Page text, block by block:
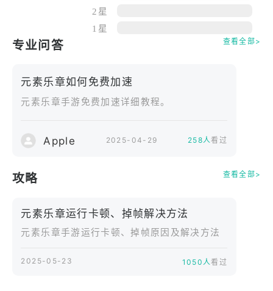
音乐节奏 × 元素养成 × 免费抽卡，＝沉浸式冒险体
——————————————
造专属的冒险乐章！独立工作室 “旋律工坊” 倾心打
造的首款作品！
・即时节奏互动系统，跟随节拍释放元素技能！
・简单直观的操作设计，轻松上手畅玩！
・温馨奇幻的故事剧情，探索元素世界的奥秘！
登录满 7 日，必获联动限定角色 “星语诗人”！
◆超强四大联动进行中！
“时光守护者”，《森灵物语》的 “森之歌者”，《灵魂
2星
1星
专业问答 查看全部>
元素乐章如何免费加速
元素乐章手游免费加速详细教程。
Apple 2025-04-29 258人看过
攻略 查看全部>
元素乐章运行卡顿、掉帧解决方法
元素乐章手游运行卡顿、掉帧原因及解决方法
2025-05-23 1050人看过